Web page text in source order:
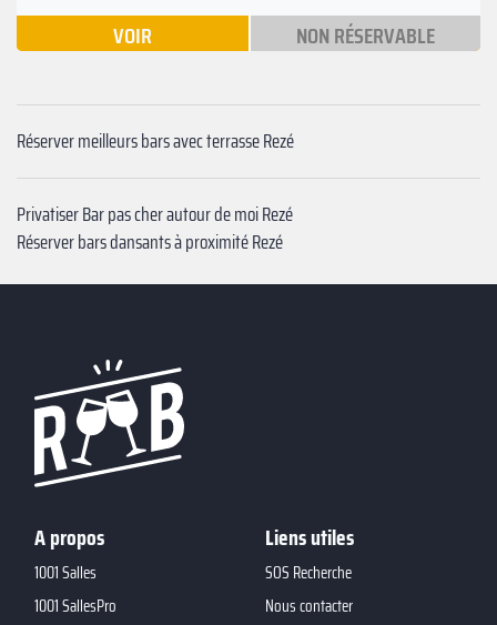
VOIR NON RÉSERVABLE
Réserver meilleurs bars avec terrasse Rezé
Privatiser Bar pas cher autour de moi Rezé
Réserver bars dansants à proximité Rezé
A propos
1001 Salles
1001 SallesPro
Liens utiles
SOS Recherche
Nous contacter